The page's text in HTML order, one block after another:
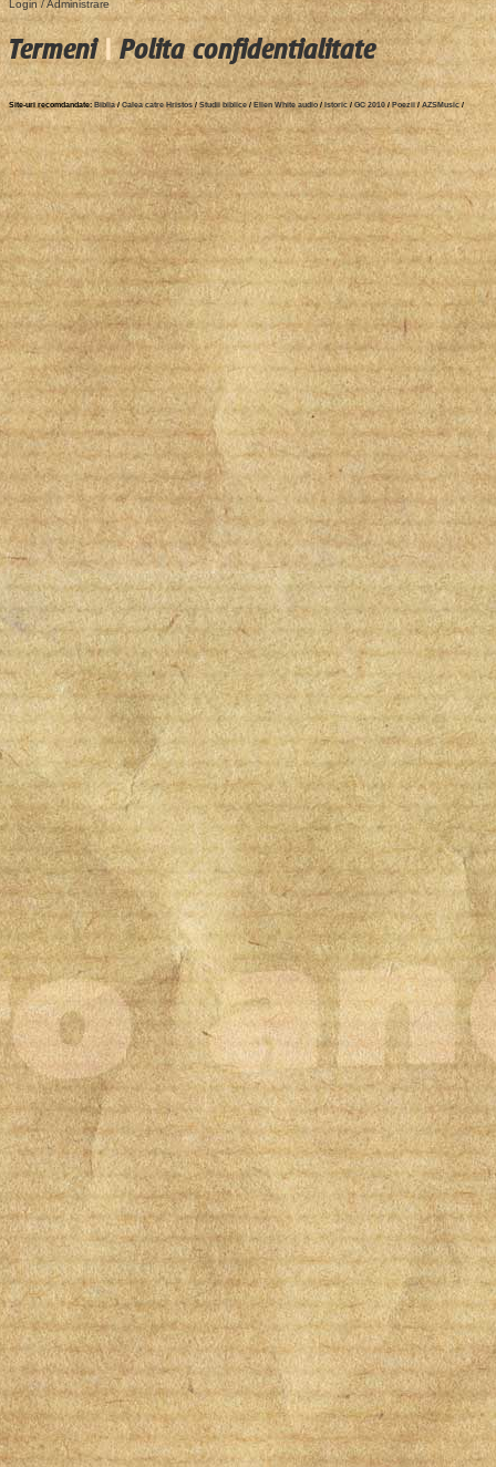
Login / Administrare
Termeni|Polita confidentialitate
Site-uri recomdandate: Biblia/ Calea catre Hristos /Studii biblice / Ellen White audio / Istoric / GC 2010 /Poezii/ AZSMusic /